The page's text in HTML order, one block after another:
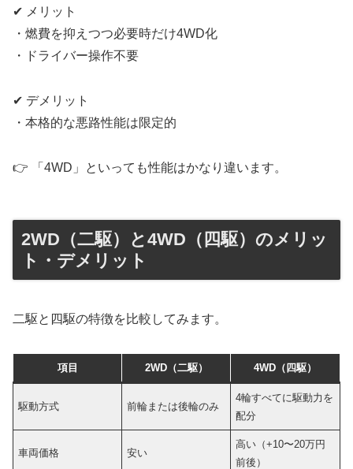
✔ メリット
・燃費を抑えつつ必要時だけ4WD化
・ドライバー操作不要
✔ デメリット
・本格的な悪路性能は限定的
👉 「4WD」といっても性能はかなり違います。
2WD（二駆）と4WD（四駆）のメリッ
ト・デメリット
二駆と四駆の特徴を比較してみます。
項目 2WD（二駆） 4WD（四駆）
駆動方式 前輪または後輪のみ
4輪すべてに駆動力を
配分
車両価格 安い
高い（+10〜20万円
前後）